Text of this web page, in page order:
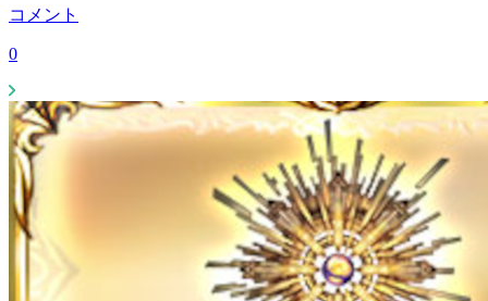
コメント
0